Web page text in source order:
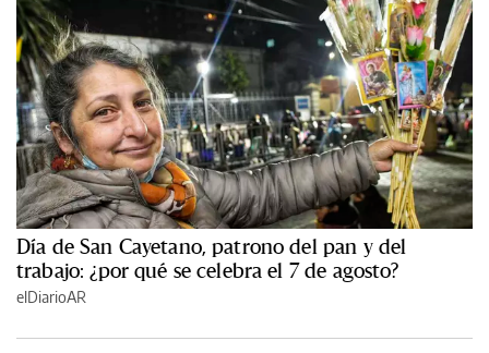
Día de San Cayetano, patrono del pan y del
trabajo: ¿por qué se celebra el 7 de agosto?
elDiarioAR